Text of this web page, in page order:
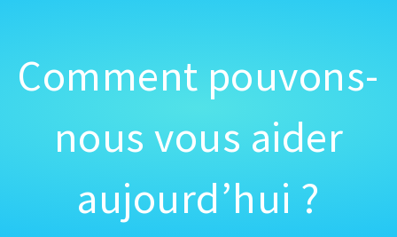
Comment pouvons-
nous vous aider
aujourd’hui ?